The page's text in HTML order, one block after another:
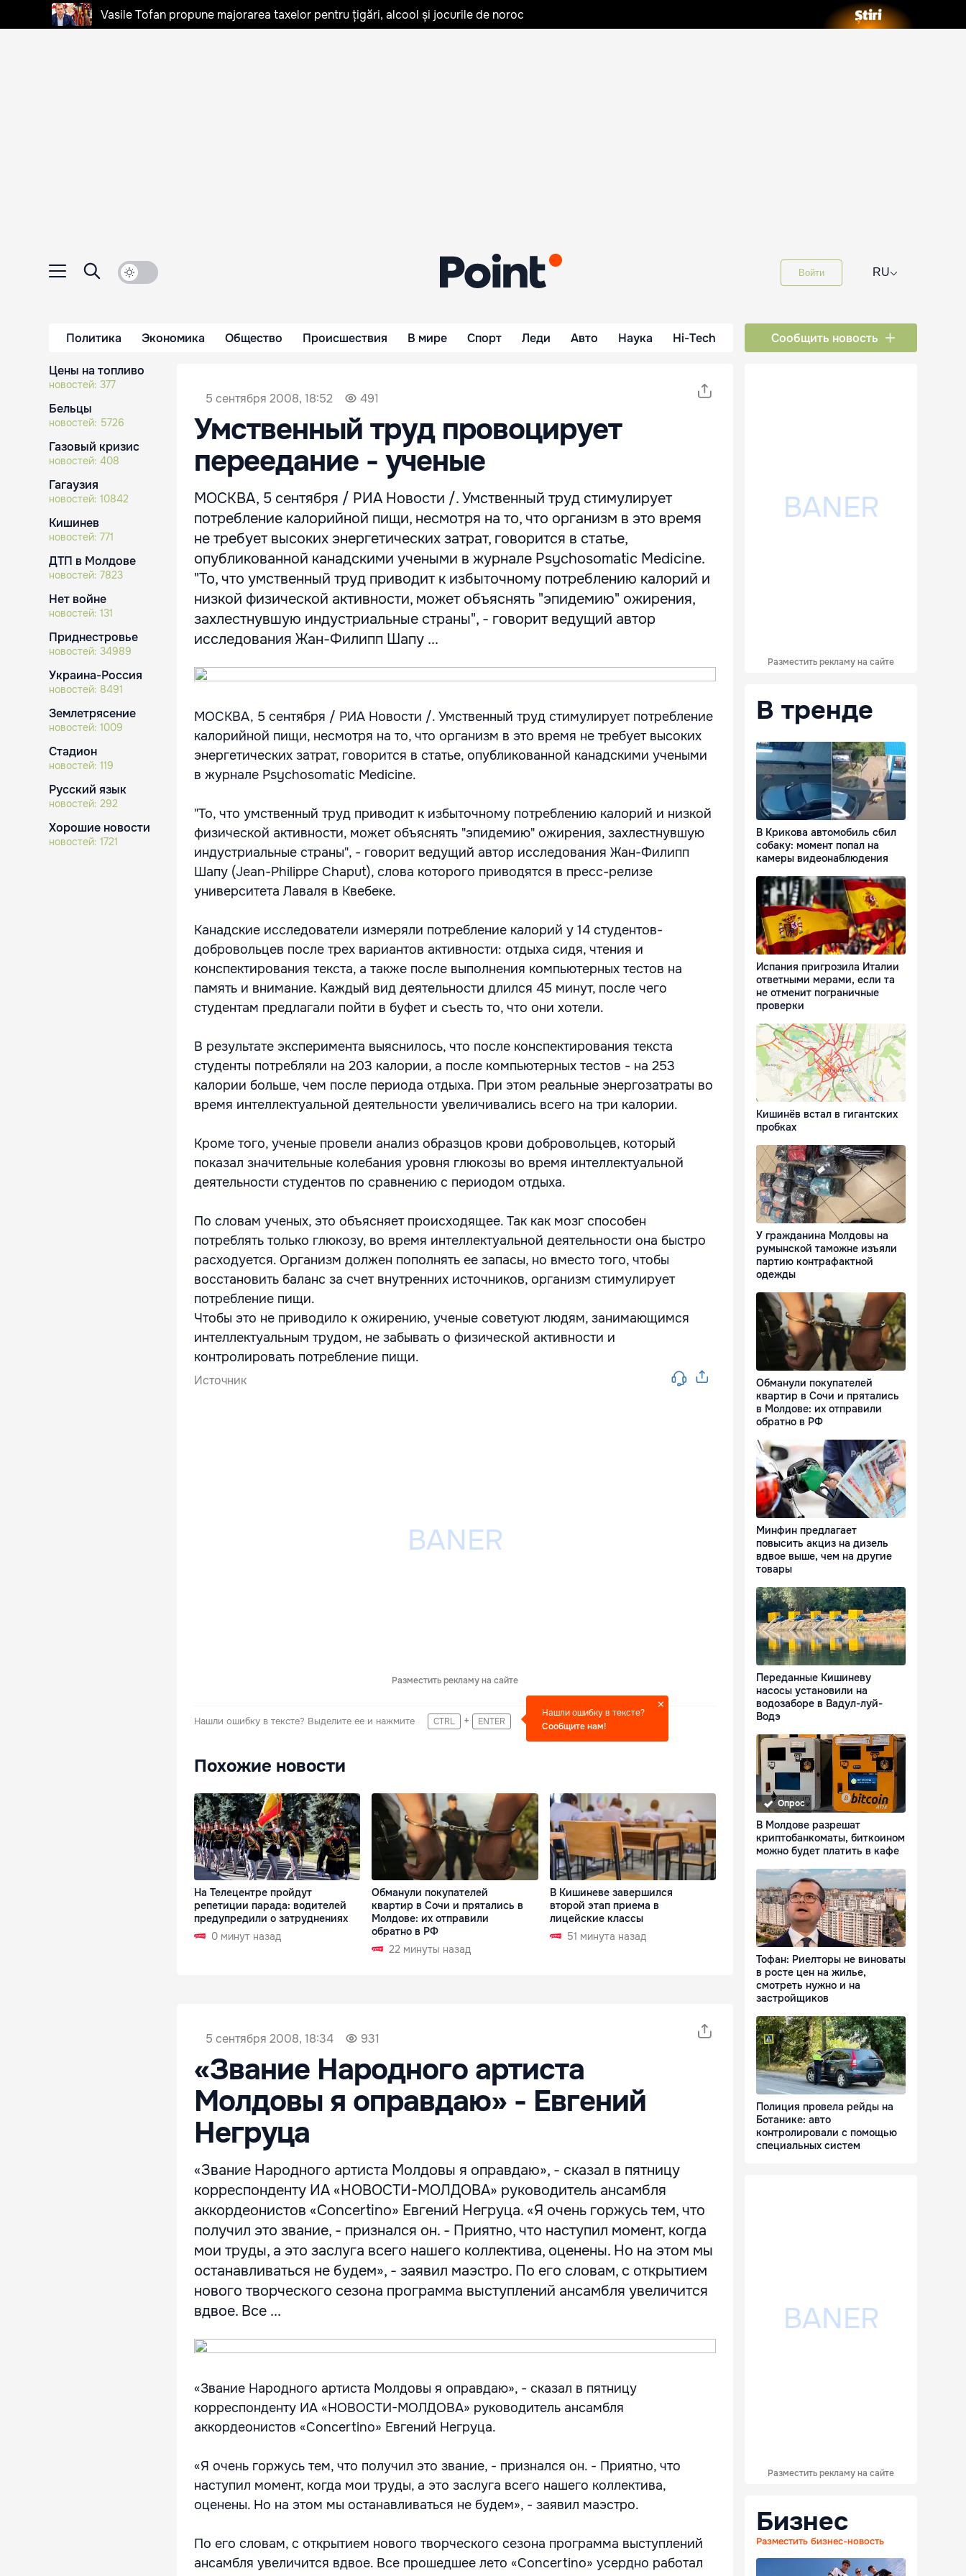
Vasile Tofan propune majorarea taxelor pentru țigări, alcool și jocurile de noroc
Войти RU⌵
Политика Экономика Общество Происшествия В мире Спорт Леди Авто Наука Hi-Tech Сообщить новость
Цены на топливо
новостей: 377
Бельцы
новостей: 5726
Газовый кризис
новостей: 408
Гагаузия
новостей: 10842
Кишинев
новостей: 771
ДТП в Молдове
новостей: 7823
Нет войне
новостей: 131
Приднестровье
новостей: 34989
Украина-Россия
новостей: 8491
Землетрясение
новостей: 1009
Стадион
новостей: 119
Русский язык
новостей: 292
Хорошие новости
новостей: 1721
5 сентября 2008, 18:52 491
Умственный труд провоцирует
переедание - ученые
МОСКВА, 5 сентября / РИА Новости /. Умственный труд стимулирует
потребление калорийной пищи, несмотря на то, что организм в это время
не требует высоких энергетических затрат, говорится в статье,
опубликованной канадскими учеными в журнале Psychosomatic Medicine.
"То, что умственный труд приводит к избыточному потреблению калорий и
низкой физической активности, может объяснять "эпидемию" ожирения,
захлестнувшую индустриальные страны", - говорит ведущий автор
исследования Жан-Филипп Шапу ...
МОСКВА, 5 сентября / РИА Новости /. Умственный труд стимулирует потребление
калорийной пищи, несмотря на то, что организм в это время не требует высоких
энергетических затрат, говорится в статье, опубликованной канадскими учеными
в журнале Psychosomatic Medicine.
"То, что умственный труд приводит к избыточному потреблению калорий и низкой
физической активности, может объяснять "эпидемию" ожирения, захлестнувшую
индустриальные страны", - говорит ведущий автор исследования Жан-Филипп
Шапу (Jean-Philippe Chaput), слова которого приводятся в пресс-релизе
университета Лаваля в Квебеке.
Канадские исследователи измеряли потребление калорий у 14 студентов-
добровольцев после трех вариантов активности: отдыха сидя, чтения и
конспектирования текста, а также после выполнения компьютерных тестов на
память и внимание. Каждый вид деятельности длился 45 минут, после чего
студентам предлагали пойти в буфет и съесть то, что они хотели.
В результате эксперимента выяснилось, что после конспектирования текста
студенты потребляли на 203 калории, а после компьютерных тестов - на 253
калории больше, чем после периода отдыха. При этом реальные энергозатраты во
время интеллектуальной деятельности увеличивались всего на три калории.
Кроме того, ученые провели анализ образцов крови добровольцев, который
показал значительные колебания уровня глюкозы во время интеллектуальной
деятельности студентов по сравнению с периодом отдыха.
По словам ученых, это объясняет происходящее. Так как мозг способен
потреблять только глюкозу, во время интеллектуальной деятельности она быстро
расходуется. Организм должен пополнять ее запасы, но вместо того, чтобы
восстановить баланс за счет внутренних источников, организм стимулирует
потребление пищи.
Чтобы это не приводило к ожирению, ученые советуют людям, занимающимся
интеллектуальным трудом, не забывать о физической активности и
контролировать потребление пищи.
Источник
Разместить рекламу на сайте
Нашли ошибку в тексте? Выделите ее и нажмите CTRL + ENTER
Нашли ошибку в тексте?
Сообщите нам!
Похожие новости
На Телецентре пройдут
репетиции парада: водителей
предупредили о затруднениях
0 минут назад
Обманули покупателей
квартир в Сочи и прятались в
Молдове: их отправили
обратно в РФ
22 минуты назад
В Кишиневе завершился
второй этап приема в
лицейские классы
51 минута назад
5 сентября 2008, 18:34 931
«Звание Народного артиста
Молдовы я оправдаю» - Евгений
Негруца
«Звание Народного артиста Молдовы я оправдаю», - сказал в пятницу
корреспонденту ИА «НОВОСТИ-МОЛДОВА» руководитель ансамбля
аккордеонистов «Concertino» Евгений Негруца. «Я очень горжусь тем, что
получил это звание, - признался он. - Приятно, что наступил момент, когда
мои труды, а это заслуга всего нашего коллектива, оценены. Но на этом мы
останавливаться не будем», - заявил маэстро. По его словам, с открытием
нового творческого сезона программа выступлений ансамбля увеличится
вдвое. Все ...
«Звание Народного артиста Молдовы я оправдаю», - сказал в пятницу
корреспонденту ИА «НОВОСТИ-МОЛДОВА» руководитель ансамбля
аккордеонистов «Concertino» Евгений Негруца.
«Я очень горжусь тем, что получил это звание, - признался он. - Приятно, что
наступил момент, когда мои труды, а это заслуга всего нашего коллектива,
оценены. Но на этом мы останавливаться не будем», - заявил маэстро.
По его словам, с открытием нового творческого сезона программа выступлений
ансамбля увеличится вдвое. Все прошедшее лето «Concertino» усердно работал
Разместить рекламу на сайте
В тренде
В Крикова автомобиль сбил
собаку: момент попал на
камеры видеонаблюдения
Испания пригрозила Италии
ответными мерами, если та
не отменит пограничные
проверки
Кишинёв встал в гигантских
пробках
У гражданина Молдовы на
румынской таможне изъяли
партию контрафактной
одежды
Обманули покупателей
квартир в Сочи и прятались
в Молдове: их отправили
обратно в РФ
Минфин предлагает
повысить акциз на дизель
вдвое выше, чем на другие
товары
Переданные Кишиневу
насосы установили на
водозаборе в Вадул-луй-
Водэ
Опрос
В Молдове разрешат
криптобанкоматы, биткоином
можно будет платить в кафе
Тофан: Риелторы не виноваты
в росте цен на жилье,
смотреть нужно и на
застройщиков
Полиция провела рейды на
Ботанике: авто
контролировали с помощью
специальных систем
Разместить рекламу на сайте
Бизнес
Разместить бизнес-новость